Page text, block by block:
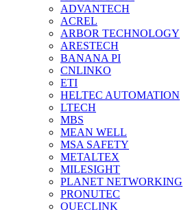
ADVANTECH
ACREL
ARBOR TECHNOLOGY
ARESTECH
BANANA PI
CNLINKO
ETI
HELTEC AUTOMATION
LTECH
MBS
MEAN WELL
MSA SAFETY
METALTEX
MILESIGHT
PLANET NETWORKING
PRONUTEC
QUECLINK